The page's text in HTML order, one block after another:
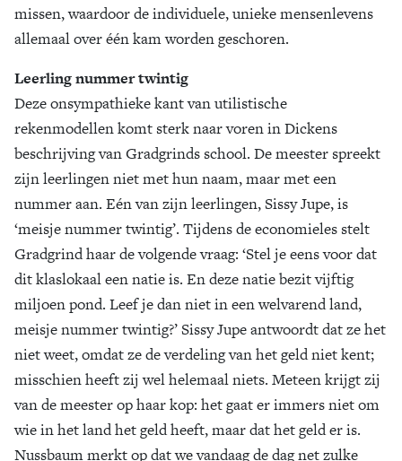
missen, waardoor de individuele, unieke mensenlevens
allemaal over één kam worden geschoren.
Leerling nummer twintig
Deze onsympathieke kant van utilistische
rekenmodellen komt sterk naar voren in Dickens
beschrijving van Gradgrinds school. De meester spreekt
zijn leerlingen niet met hun naam, maar met een
nummer aan. Eén van zijn leerlingen, Sissy Jupe, is
‘meisje nummer twintig’. Tijdens de economieles stelt
Gradgrind haar de volgende vraag: ‘Stel je eens voor dat
dit klaslokaal een natie is. En deze natie bezit vijftig
miljoen pond. Leef je dan niet in een welvarend land,
meisje nummer twintig?’ Sissy Jupe antwoordt dat ze het
niet weet, omdat ze de verdeling van het geld niet kent;
misschien heeft zij wel helemaal niets. Meteen krijgt zij
van de meester op haar kop: het gaat er immers niet om
wie in het land het geld heeft, maar dat het geld er is.
Nussbaum merkt op dat we vandaag de dag net zulke